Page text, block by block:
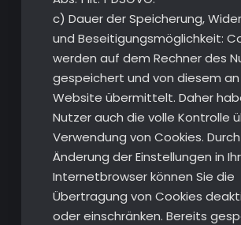
c) Dauer der Speicherung,
und Beseitigungsmöglichkeit:
werden auf dem Rechner des
gespeichert und von diesem
Website übermittelt. Daher
Nutzer auch die volle Kontrolle
Verwendung von Cookies.
Änderung der Einstellungen in
Internetbrowser können Sie die
Übertragung von Cookies
oder einschränken. Bereits